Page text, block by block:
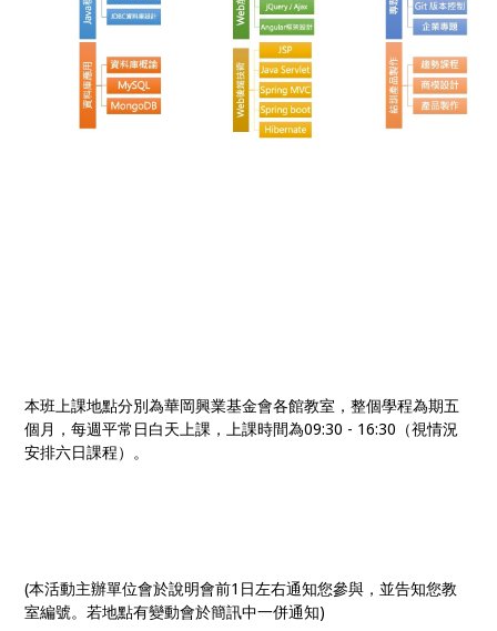
本班上課地點分別為華岡興業基金會各館教室，整個學程為期五
個月，每週平常日白天上課，上課時間為09:30 - 16:30（視情況
安排六日課程）。
(本活動主辦單位會於說明會前1日左右通知您參與，並告知您教
室編號。若地點有變動會於簡訊中一併通知)